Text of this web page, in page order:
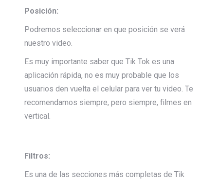
Posición:
Podremos seleccionar en que posición se verá
nuestro video.
Es muy importante saber que Tik Tok es una
aplicación rápida, no es muy probable que los
usuarios den vuelta el celular para ver tu video. Te
recomendamos siempre, pero siempre, filmes en
vertical.
Filtros:
Es una de las secciones más completas de Tik